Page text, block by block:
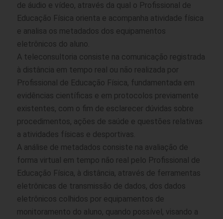
de áudio e vídeo, através da qual o Profissional de
Educação Física orienta e acompanha atividade física
e analisa os metadados dos equipamentos
eletrônicos do aluno.
A teleconsultoria consiste na comunicação registrada
à distância em tempo real ou não realizada por
Profissional de Educação Física, fundamentada em
evidências científicas e em protocolos previamente
existentes, com o fim de esclarecer dúvidas sobre
procedimentos, ações de saúde e questões relativas
a atividades físicas e desportivas.
A análise de metadados consiste na avaliação de
forma virtual em tempo não real pelo Profissional de
Educação Física, à distância, através de ferramentas
eletrônicas de transmissão de dados, dos dados
eletrônicos colhidos por equipamentos de
monitoramento do aluno, quando possível, visando a